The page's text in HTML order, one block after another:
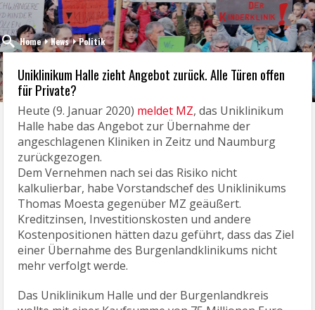
Home News Politik
Uniklinikum Halle zieht Angebot zurück. Alle Türen offen
für Private?
Heute (9. Januar 2020) meldet MZ, das Uniklinikum
Halle habe das Angebot zur Übernahme der
angeschlagenen Kliniken in Zeitz und Naumburg
zurückgezogen.
Dem Vernehmen nach sei das Risiko nicht
kalkulierbar, habe Vorstandschef des Uniklinikums
Thomas Moesta gegenüber MZ geäußert.
Kreditzinsen, Investitionskosten und andere
Kostenpositionen hätten dazu geführt, dass das Ziel
einer Übernahme des Burgenlandklinikums nicht
mehr verfolgt werde.
Das Uniklinikum Halle und der Burgenlandkreis